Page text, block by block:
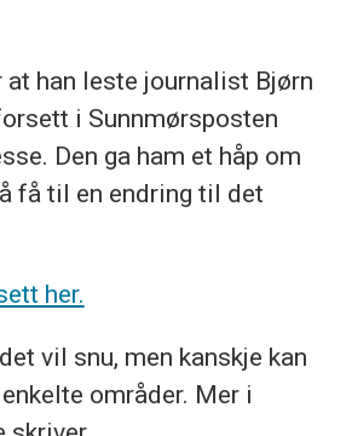
han leste journalist Bjørn
i Sunnmørsposten
Den ga ham et håp om
få til en endring til det
her.
vil snu, men kanskje kan
områder. Mer i